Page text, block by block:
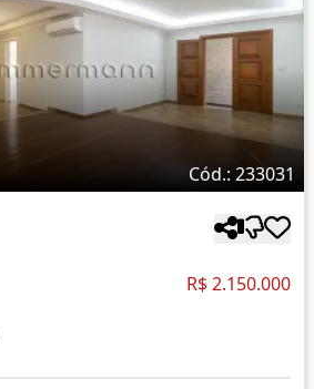
Cód.: 233031
R$ 2.150.000